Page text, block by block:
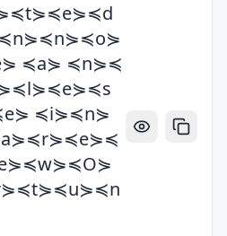
≼a⋟ ≼n⋟≼
≼i⋟≼n⋟